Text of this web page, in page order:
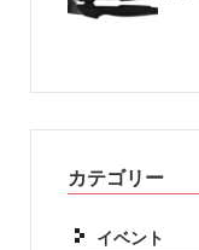
カテゴリー
イベント